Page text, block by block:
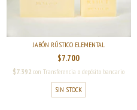
JABÓN RÚSTICO ELEMENTAL
$7.700
$7.392 con Transferencia o depósito bancario
SIN STOCK